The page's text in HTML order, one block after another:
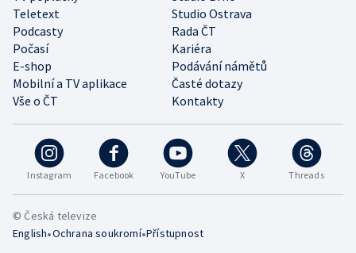
Instagram Facebook YouTube X Threads
Teletext
Studio Ostrava
Podcasty
Rada ČT
Počasí
Kariéra
E-shop
Podávání námětů
Mobilní a TV aplikace
Časté dotazy
Vše o ČT
Kontakty
© Česká televize
English•Ochrana soukromí•Přístupnost